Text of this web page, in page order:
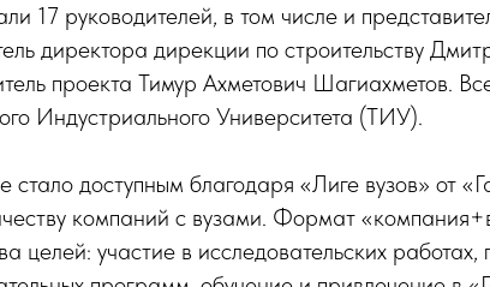
17 руководителей, в том числе и
директора дирекции по строительству
проекта Тимур Ахметович Шагиахметов.
Индустриального Университета (ТИУ).
стало доступным благодаря «Лиге вузов» от
компаний с вузами. Формат
целей: участие в исследовательских работах,